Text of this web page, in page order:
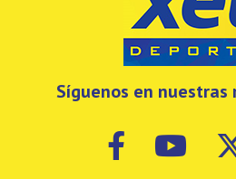
Síguenos en nuestras